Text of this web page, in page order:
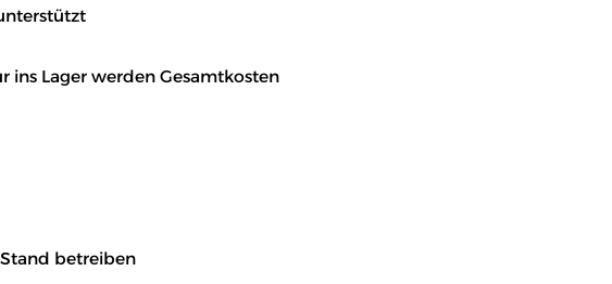
ins Lager werden Gesamtkosten
betreiben